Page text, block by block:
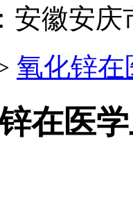
安徽安庆
氧化锌
在医